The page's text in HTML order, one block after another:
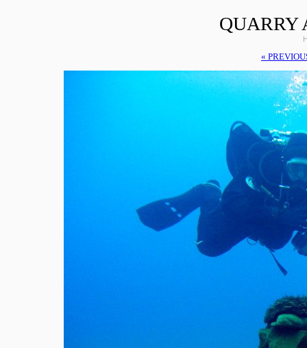
QUARRY
«